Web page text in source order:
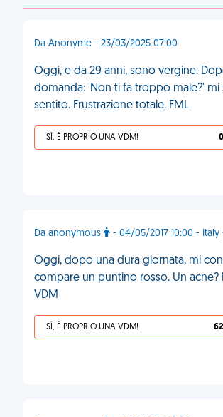
Da Anonyme - 23/03/2025 07:00
Oggi, e da 29 anni, sono vergine.
domanda: 'Non ti fa troppo male?'
sentito. Frustrazione totale. FML
SÌ, È PROPRIO UNA VDM! 0
Da anonymous - 04/05/2017 10:00 - Italy
Oggi, dopo una dura giornata, mi
compare un puntino rosso. Un
VDM
SÌ, È PROPRIO UNA VDM! 62